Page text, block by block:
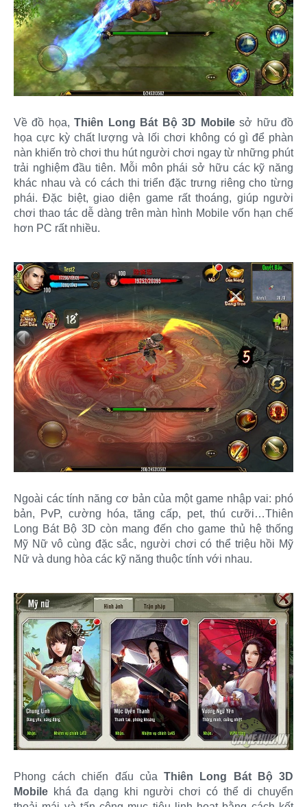
Về đồ họa,Thiên Long Bát Bộ 3D Mobilesở hữu đồ
họa cực kỳ chất lượng và lối chơi không có gì để phàn
nàn khiến trò chơi thu hút người chơi ngay từ những phút
trải nghiệm đầu tiên. Mỗi môn phái sở hữu các kỹ năng
khác nhau và có cách thi triển đặc trưng riêng cho từng
phái. Đặc biệt, giao diện game rất thoáng, giúp người
chơi thao tác dễ dàng trên màn hình Mobile vốn hạn chế
hơn PC rất nhiều.
Ngoài các tính năng cơ bản của một game nhập vai: phó
bản, PvP, cường hóa, tăng cấp, pet, thú cưỡi…Thiên
Long Bát Bộ 3D còn mang đến cho game thủ hệ thống
Mỹ Nữ vô cùng đặc sắc, người chơi có thể triệu hồi Mỹ
Nữ và dung hòa các kỹ năng thuộc tính với nhau.
Phong cách chiến đấu củaThiên Long Bát Bộ 3D
Mobile khá đa dạng khi người chơi có thể di chuyển